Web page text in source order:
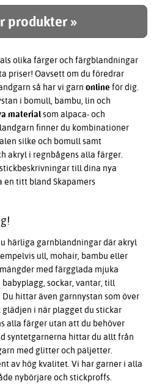
produkter »
olika färger och färgblandningar
priser! Oavsett om du föredrar
så har vi garn online för dig.
i bomull, bambu, lin och
materialsom alpaca- och
finner du kombinationer
silke och bomull samt
akryl i regnbågens alla färger.
till dina nya
en titt bland Skapamers
härliga garnblandningar där akryl
ull, mohair, bambu eller
med färgglada mjuka
sockar, vantar, till
hittar även garnnystan som över
i när plagget du stickar
alla färger utan att du behöver
syntetgarnerna hittar du allt från
med glitter och paljetter.
av hög kvalitet. Vi har garner i alla
nybörjare och stickproffs.